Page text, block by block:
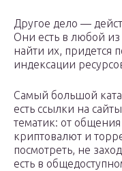
Другое дело —
Они есть в любой из
найти их, придется
индексации
Самый большой
есть ссылки на
тематик: от
криптовалют и
посмотреть, не
есть в